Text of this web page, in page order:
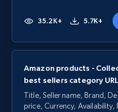
35.2K+ 5.7K+
Amazon products -
best sellers category URL
Title, Seller name, Brand,
price, Currency, Availability,